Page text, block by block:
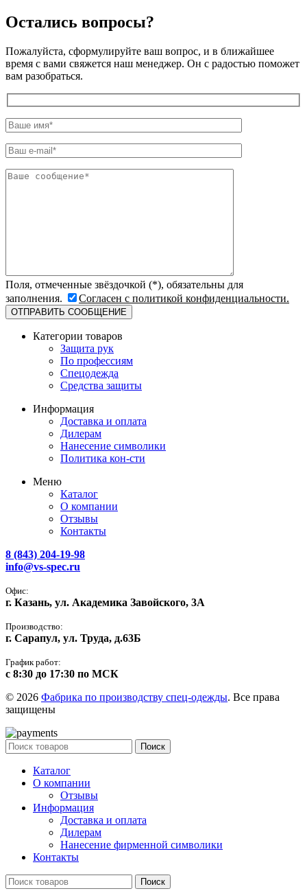
Остались вопросы?
Пожалуйста, сформулируйте ваш вопрос, и в ближайшее
время с вами свяжется наш менеджер. Он с радостью поможет
вам разобраться.
Поля, отмеченные звёздочкой (*), обязательны для
заполнения.
Согласен с политикой конфиденциальности.
Категории товаров
Защита рук
По профессиям
Спецодежда
Средства защиты
Информация
Доставка и оплата
Дилерам
Нанесение символики
Политика кон-сти
Меню
Каталог
О компании
Отзывы
Контакты
8 (843) 204-19-98
info@vs-spec.ru
Офис:
г. Казань, ул. Академика Завойского, 3А
Производство:
г. Сарапул, ул. Труда, д.63Б
График работ:
с 8:30 до 17:30 по МСК
© 2026 Фабрика по производству спец-одежды. Все права
защищены
Поиск
Каталог
О компании
Отзывы
Информация
Доставка и оплата
Дилерам
Нанесение фирменной символики
Контакты
Поиск